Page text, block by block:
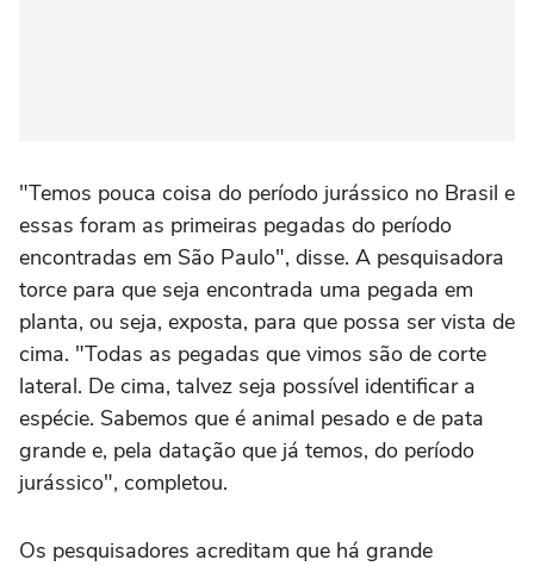
"Temos pouca coisa do período jurássico no Brasil e
essas foram as primeiras pegadas do período
encontradas em São Paulo", disse. A pesquisadora
torce para que seja encontrada uma pegada em
planta, ou seja, exposta, para que possa ser vista de
cima. "Todas as pegadas que vimos são de corte
lateral. De cima, talvez seja possível identificar a
espécie. Sabemos que é animal pesado e de pata
grande e, pela datação que já temos, do período
jurássico", completou.
Os pesquisadores acreditam que há grande